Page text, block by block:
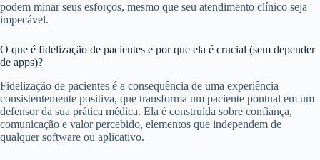
podem minar seus esforços, mesmo que seu atendimento clínico seja
impecável.
O que é fidelização de pacientes e por que ela é crucial (sem depender
de apps)?
Fidelização de pacientes é a consequência de uma experiência
consistentemente positiva, que transforma um paciente pontual em um
defensor da sua prática médica. Ela é construída sobre confiança,
comunicação e valor percebido, elementos que independem de
qualquer software ou aplicativo.